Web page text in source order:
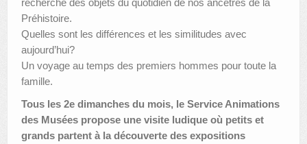
recherche des objets du quotidien de nos ancêtres de la
Préhistoire.
Quelles sont les différences et les similitudes avec
aujourd’hui?
Un voyage au temps des premiers hommes pour toute la
famille.
Tous les 2e dimanches du mois, le Service Animations
des Musées propose une visite ludique où petits et
grands partent à la découverte des expositions